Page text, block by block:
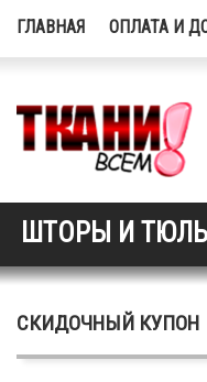
ГЛАВНАЯ ОПЛАТА И
ШТОРЫ И ТЮЛЬ
СКИДОЧНЫЙ КУПОН